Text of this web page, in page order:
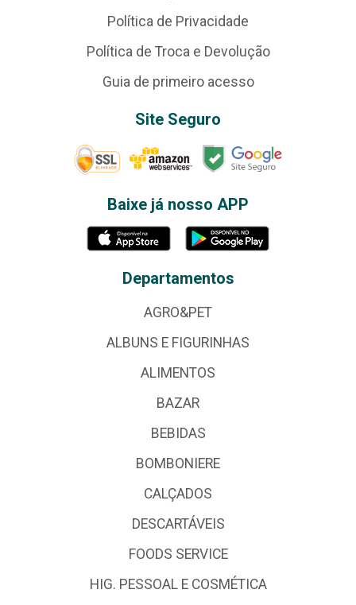
Política de Privacidade
Política de Troca e Devolução
Guia de primeiro acesso
Site Seguro
Baixe já nosso APP
Departamentos
AGRO&PET
ALBUNS E FIGURINHAS
ALIMENTOS
BAZAR
BEBIDAS
BOMBONIERE
CALÇADOS
DESCARTÁVEIS
FOODS SERVICE
HIG. PESSOAL E COSMÉTICA